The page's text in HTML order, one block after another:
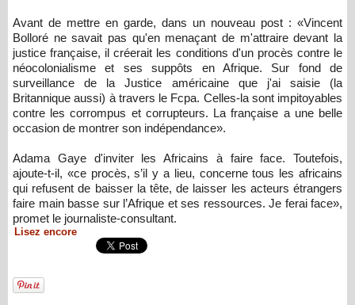
Avant de mettre en garde, dans un nouveau post : «Vincent
Bolloré ne savait pas qu'en menaçant de m'attraire devant la
justice française, il créerait les conditions d'un procès contre le
néocolonialisme et ses suppôts en Afrique. Sur fond de
surveillance de la Justice américaine que j'ai saisie (la
Britannique aussi) à travers le Fcpa. Celles-la sont impitoyables
contre les corrompus et corrupteurs. La française a une belle
occasion de montrer son indépendance».
Adama Gaye d'inviter les Africains à faire face. Toutefois,
ajoute-t-il, «ce procès, s’il y a lieu, concerne tous les africains
qui refusent de baisser la tête, de laisser les acteurs étrangers
faire main basse sur l’Afrique et ses ressources. Je ferai face»,
promet le journaliste-consultant.
Lisez encore